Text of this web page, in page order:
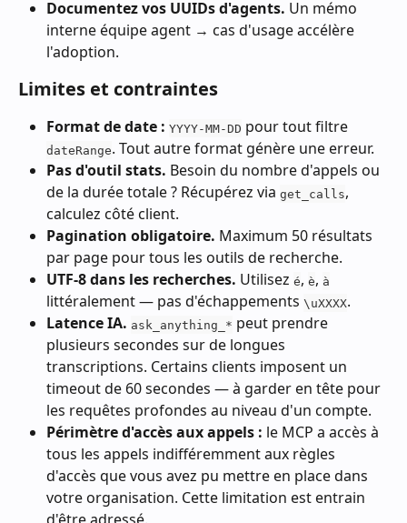
Documentez vos UUIDs d'agents. Un mémo
interne équipe agent → cas d'usage accélère
l'adoption.
Limites et contraintes
Format de date : YYYY-MM-DD pour tout filtre
dateRange. Tout autre format génère une erreur.
Pas d'outil stats. Besoin du nombre d'appels ou
de la durée totale ? Récupérez via get_calls,
calculez côté client.
Pagination obligatoire. Maximum 50 résultats
par page pour tous les outils de recherche.
UTF-8 dans les recherches. Utilisez é, è, à
littéralement — pas d'échappements \uXXXX.
Latence IA. ask_anything_* peut prendre
plusieurs secondes sur de longues
transcriptions. Certains clients imposent un
timeout de 60 secondes — à garder en tête pour
les requêtes profondes au niveau d'un compte.
Périmètre d'accès aux appels : le MCP a accès à
tous les appels indifféremment aux règles
d'accès que vous avez pu mettre en place dans
votre organisation. Cette limitation est entrain